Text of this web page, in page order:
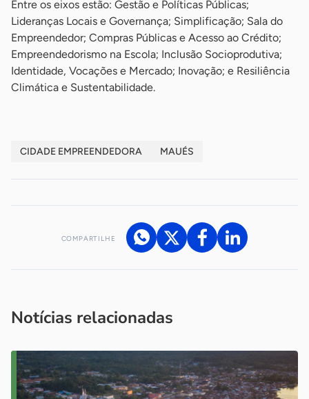
Entre os eixos estão: Gestão e Políticas Públicas;
Lideranças Locais e Governança; Simplificação; Sala do
Empreendedor; Compras Públicas e Acesso ao Crédito;
Empreendedorismo na Escola; Inclusão Socioprodutiva;
Identidade, Vocações e Mercado; Inovação; e Resiliência
Climática e Sustentabilidade.
CIDADE EMPREENDEDORA MAUÉS
COMPARTILHE
Notícias relacionadas